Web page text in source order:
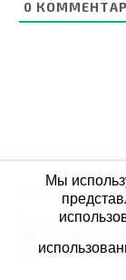
0
© 2026
При
ресурах,
По всем
Мы